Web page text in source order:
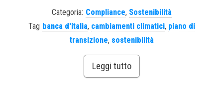
Categoria: Compliance, Sostenibilità
Tag banca d'italia, cambiamenti climatici, piano di
transizione, sostenibilità
Leggi tutto